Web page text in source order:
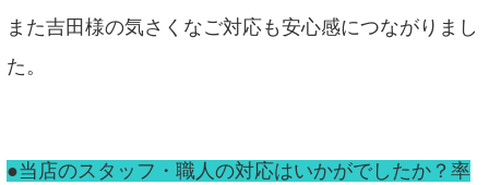
また吉田様の気さくなご対応も安心感につながりまし
た。
●当店のスタッフ・職人の対応はいかがでしたか？率